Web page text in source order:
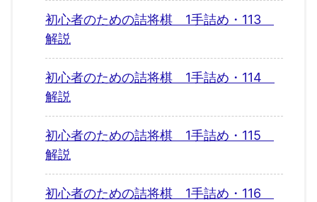
初心者のための詰将棋 1手詰め・113
解説
初心者のための詰将棋 1手詰め・114
解説
初心者のための詰将棋 1手詰め・115
解説
初心者のための詰将棋 1手詰め・116